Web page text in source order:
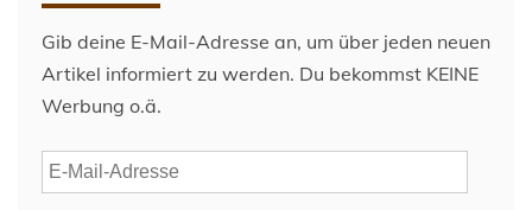
Gib deine E-Mail-Adresse an, um über jeden neuen
Artikel informiert zu werden. Du bekommst KEINE
Werbung o.ä.
E-
Mail-